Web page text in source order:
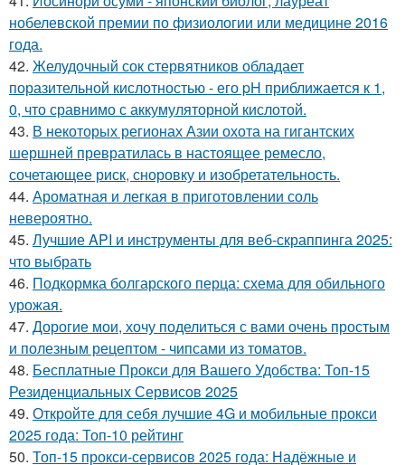
нобелевской премии по физиологии или медицине 2016
года.
42. Желудочный сок стервятников обладает
поразительной кислотностью - его pH приближается к 1,
0, что сравнимо с аккумуляторной кислотой.
43. В некоторых регионах Азии охота на гигантских
шершней превратилась в настоящее ремесло,
сочетающее риск, сноровку и изобретательность.
44. Ароматная и легкая в приготовлении соль
невероятно.
45. Лучшие API и инструменты для веб-скраппинга 2025:
что выбрать
46. Подкормка болгарского перца: схема для обильного
урожая.
47. Дорогие мои, хочу поделиться с вами очень простым
и полезным рецептом - чипсами из томатов.
48. Бесплатные Прокси для Вашего Удобства: Топ-15
Резиденциальных Сервисов 2025
49. Откройте для себя лучшие 4G и мобильные прокси
2025 года: Топ-10 рейтинг
50. Топ-15 прокси-сервисов 2025 года: Надёжные и